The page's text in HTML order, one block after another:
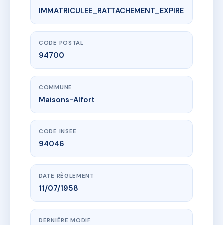
www.vme.plus/AB7739030
SDC 1 à 13 Rue Carnot Maisons Alfort
1 r carnot94700 Maisons-Alfort
IMMATRICULEE_RATTACHEMENT_EXPIRE
CODE POSTAL
94700
COMMUNE
Maisons-Alfort
CODE INSEE
94046
DATE RÈGLEMENT
11/07/1958
DERNIÈRE MODIF.